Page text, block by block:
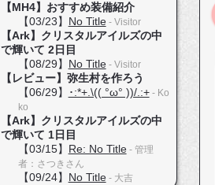
【MH4】おすすめ装備紹介
【03/23】 No Title- Visitor
【Ark】クリスタルアイルズの中
で輝いて 2日目
【08/29】 No Title- Visitor
【レビュー】弥生村を作ろう
【06/29】
･:*+.\(( °ω° ))/.:+- Ko
ko
【Ark】クリスタルアイルズの中
で輝いて 1日目
【03/15】 Re: No Title- 管理
者：さつきさん
【09/24】 No Title- 大吉